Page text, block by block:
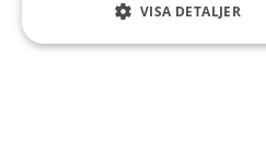
VISA DETALJER